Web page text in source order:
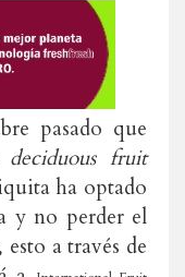
pasado que
deciduous fruit
ha optado
y no perder el
a través de